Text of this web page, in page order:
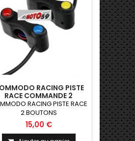
RACING PISTE
RACE COMMANDE 2
BOUTONS
RACING PISTE RACE
2 BOUTONS
15,00 €